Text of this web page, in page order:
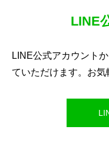
LINE
LINE公式アカウント
ていただけます。お気